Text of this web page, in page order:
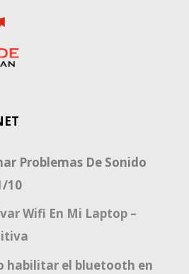
Problemas De Sonido
10
Wifi En Mi Laptop –
habilitar el bluetooth en